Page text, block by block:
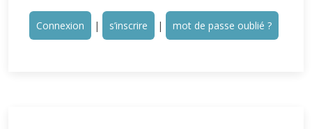
Connexion | s’inscrire | mot de passe oublié ?